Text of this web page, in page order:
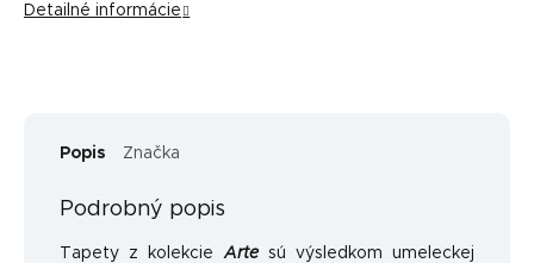
Detailné informácie
Popis Značka
Podrobný popis
Tapety z kolekcieArtesú výsledkom umeleckej